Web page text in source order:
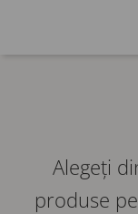
Alegeți
produse